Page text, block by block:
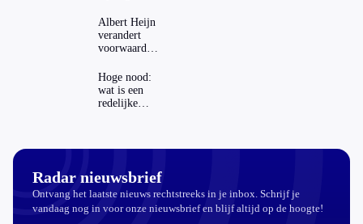
dat invloed
op je
hypotheek?
Albert Heijn
verandert
voorwaarden
mag dat
zomaar?
Hoge nood:
wat is een
redelijke
Radar nieuwsbrief
Ontvang het laatste nieuws rechtstreeks in je inbox. Schrijf je
vandaag nog in voor onze nieuwsbrief en blijf altijd op de hoogte!